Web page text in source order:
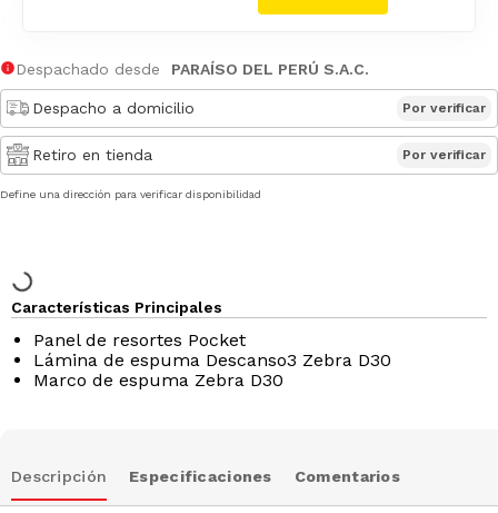
Despachado desde PARAÍSO DEL PERÚ S.A.C.
Despacho a domicilio Por verificar
Retiro en tienda Por verificar
Define una dirección para verificar disponibilidad
Características Principales
Panel de resortes Pocket
Lámina de espuma Descanso3 Zebra D30
Marco de espuma Zebra D30
Descripción Especificaciones Comentarios